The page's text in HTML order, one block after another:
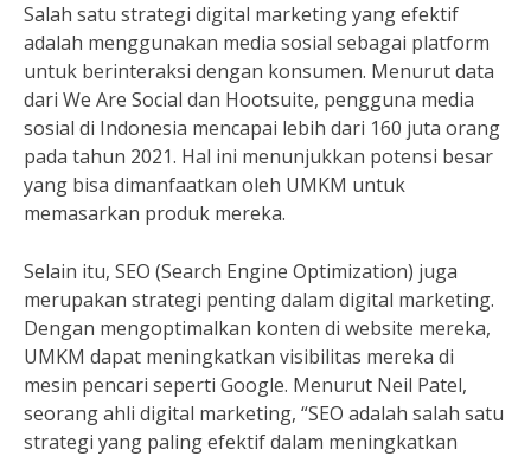
Salah satu strategi digital marketing yang efektif
adalah menggunakan media sosial sebagai platform
untuk berinteraksi dengan konsumen. Menurut data
dari We Are Social dan Hootsuite, pengguna media
sosial di Indonesia mencapai lebih dari 160 juta orang
pada tahun 2021. Hal ini menunjukkan potensi besar
yang bisa dimanfaatkan oleh UMKM untuk
memasarkan produk mereka.
Selain itu, SEO (Search Engine Optimization) juga
merupakan strategi penting dalam digital marketing.
Dengan mengoptimalkan konten di website mereka,
UMKM dapat meningkatkan visibilitas mereka di
mesin pencari seperti Google. Menurut Neil Patel,
seorang ahli digital marketing, “SEO adalah salah satu
strategi yang paling efektif dalam meningkatkan